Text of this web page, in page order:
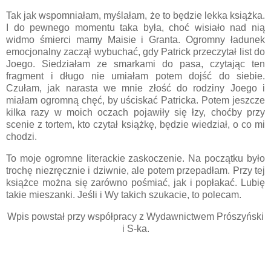
Tak jak wspomniałam, myślałam, że to będzie lekka książka.
I do pewnego momentu taka była, choć wisiało nad nią
widmo śmierci mamy Maisie i Granta. Ogromny ładunek
emocjonalny zaczął wybuchać, gdy Patrick przeczytał list do
Joego. Siedziałam ze smarkami do pasa, czytając ten
fragment i długo nie umiałam potem dojść do siebie.
Czułam, jak narasta we mnie złość do rodziny Joego i
miałam ogromną chęć, by uściskać Patricka. Potem jeszcze
kilka razy w moich oczach pojawiły się łzy, choćby przy
scenie z tortem, kto czytał książkę, będzie wiedział, o co mi
chodzi.
To moje ogromne literackie zaskoczenie. Na początku było
trochę niezręcznie i dziwnie, ale potem przepadłam. Przy tej
książce można się zarówno pośmiać, jak i popłakać. Lubię
takie mieszanki. Jeśli i Wy takich szukacie, to polecam.
Wpis powstał przy współpracy z Wydawnictwem Prószyński
i S-ka.